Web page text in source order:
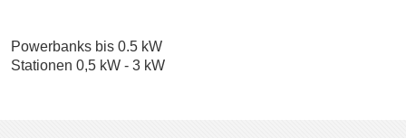
Powerbanks bis 0.5 kW
Stationen 0,5 kW - 3 kW